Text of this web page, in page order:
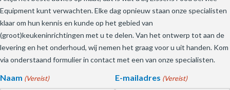
Equipment kunt verwachten. Elke dag opnieuw staan onze specialisten
klaar om hun kennis en kunde op het gebied van
(groot)keukeninrichtingen met u te delen. Van het ontwerp tot aan de
levering en het onderhoud, wij nemen het graag voor u uit handen. Kom
via onderstaand formulier in contact met een van onze specialisten.
Naam (Vereist) E-mailadres (Vereist)